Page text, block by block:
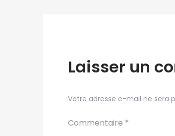
Laisser un
Votre adresse e-mail ne sera
Commentaire *